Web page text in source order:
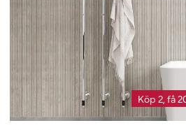
Köp 2, få